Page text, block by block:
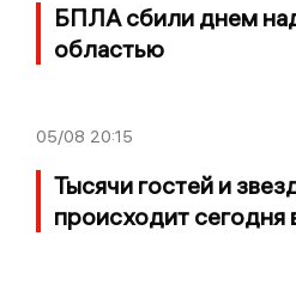
БПЛА сбили днем
областью
05/08 20:15
Тысячи гостей и
происходит сегодня